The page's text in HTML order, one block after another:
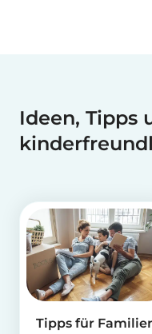
Ideen, Tipps
Tipps für